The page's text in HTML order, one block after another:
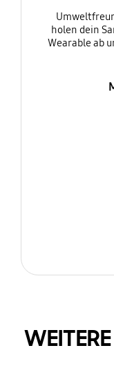
holen dein
Wearable ab